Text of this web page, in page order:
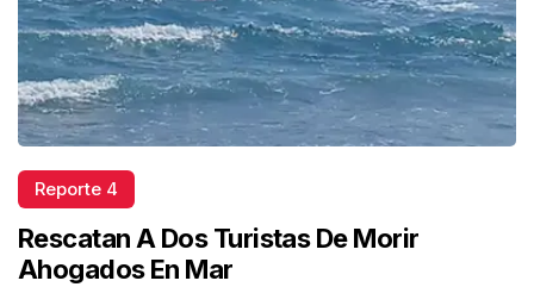
Reporte 4
Rescatan A Dos Turistas De Morir
Ahogados En Mar